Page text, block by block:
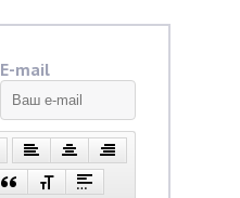
E-mail